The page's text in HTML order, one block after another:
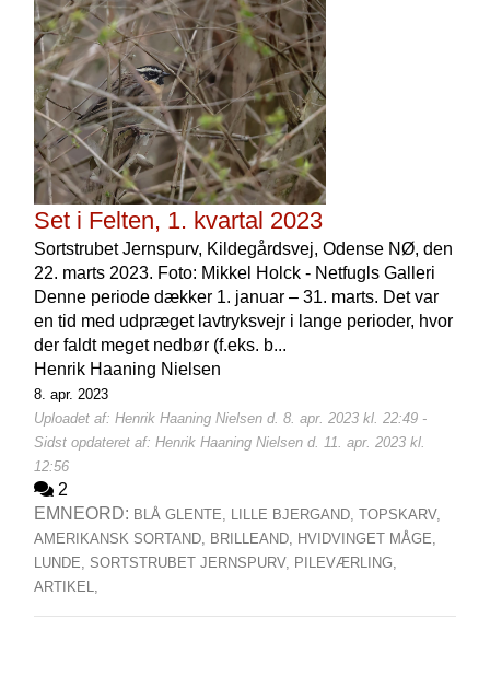
Set i Felten, 1. kvartal 2023
Sortstrubet Jernspurv, Kildegårdsvej, Odense NØ, den
22. marts 2023. Foto: Mikkel Holck - Netfugls Galleri
Denne periode dækker 1. januar – 31. marts. Det var
en tid med udpræget lavtryksvejr i lange perioder, hvor
der faldt meget nedbør (f.eks. b...
Henrik Haaning Nielsen
8. apr. 2023
Uploadet af: Henrik Haaning Nielsen d. 8. apr. 2023 kl. 22:49 -
Sidst opdateret af: Henrik Haaning Nielsen d. 11. apr. 2023 kl.
12:56
2
EMNEORD: BLÅ GLENTE, LILLE BJERGAND, TOPSKARV,
AMERIKANSK SORTAND, BRILLEAND, HVIDVINGET MÅGE,
LUNDE, SORTSTRUBET JERNSPURV, PILEVÆRLING,
ARTIKEL,